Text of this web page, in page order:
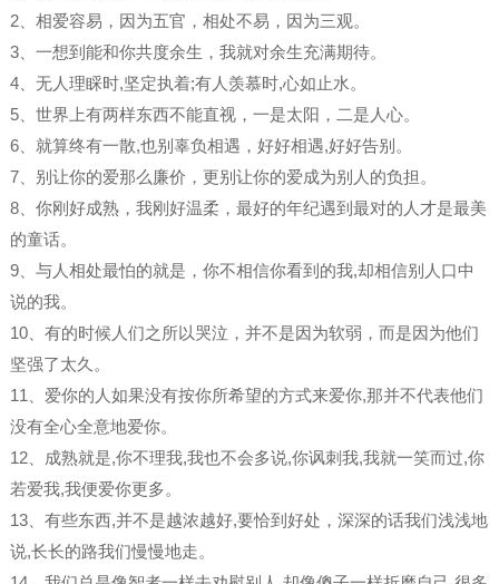
2、相爱容易，因为五官，相处不易，因为三观。
3、一想到能和你共度余生，我就对余生充满期待。
4、无人理睬时,坚定执着;有人羡慕时,心如止水。
5、世界上有两样东西不能直视，一是太阳，二是人心。
6、就算终有一散,也别辜负相遇，好好相遇,好好告别。
7、别让你的爱那么廉价，更别让你的爱成为别人的负担。
8、你刚好成熟，我刚好温柔，最好的年纪遇到最对的人才是最美
的童话。
9、与人相处最怕的就是，你不相信你看到的我,却相信别人口中
说的我。
10、有的时候人们之所以哭泣，并不是因为软弱，而是因为他们
坚强了太久。
11、爱你的人如果没有按你所希望的方式来爱你,那并不代表他们
没有全心全意地爱你。
12、成熟就是,你不理我,我也不会多说,你讽刺我,我就一笑而过,你
若爱我,我便爱你更多。
13、有些东西,并不是越浓越好,要恰到好处，深深的话我们浅浅地
说,长长的路我们慢慢地走。